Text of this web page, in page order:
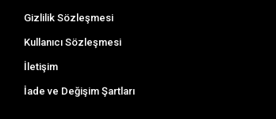
Gizlilik Sözleşmesi
Kullanıcı Sözleşmesi
İletişim
İade ve Değişim Şartları